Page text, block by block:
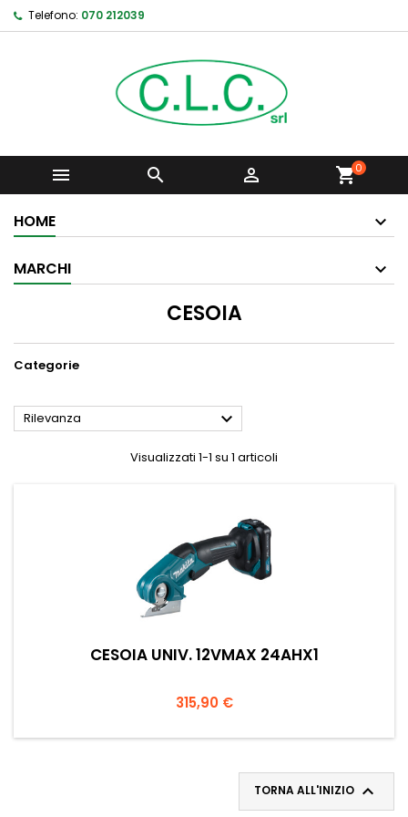
Telefono: 070 212039
   shopping_cart0
HOME
MARCHI
CESOIA
Categorie
Rilevanza 
Visualizzati 1-1 su 1 articoli
CESOIA UNIV. 12VMAX 24AHX1
Prezzo
315,90 €
TORNA ALL'INIZIO 